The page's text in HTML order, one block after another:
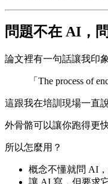
問題不在 AI，
論文裡有一句話讓我印
「The process of
這跟我在培訓現場一直
外骨骼可以讓你跑得更
所以怎麼用？
概念不懂就問 AI